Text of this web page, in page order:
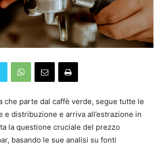
che parte dal caffè verde, segue tutte le
e distribuzione e arriva all’estrazione in
la questione cruciale del prezzo
basando le sue analisi su fonti